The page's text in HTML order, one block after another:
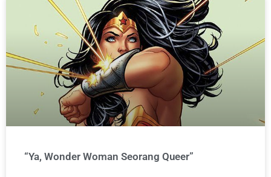
“Ya, Wonder Woman Seorang Queer”